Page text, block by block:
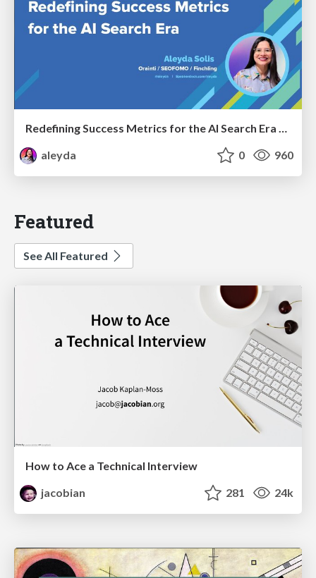
Redefining Success Metrics for the AI Search Era - #BrightonSEO
aleyda
0 960
Featured
See All Featured
How to Ace a Technical Interview
jacobian
281 24k